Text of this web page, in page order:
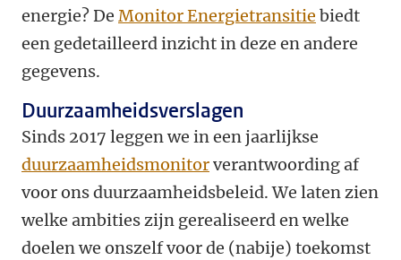
energie? De Monitor Energietransitie biedt
een gedetailleerd inzicht in deze en andere
gegevens.
Duurzaamheidsverslagen
Sinds 2017 leggen we in een jaarlijkse
duurzaamheidsmonitorverantwoording af
voorons duurzaamheidsbeleid. We laten zien
welke ambities zijn gerealiseerd en welke
doelen we onszelf voor de (nabije) toekomst